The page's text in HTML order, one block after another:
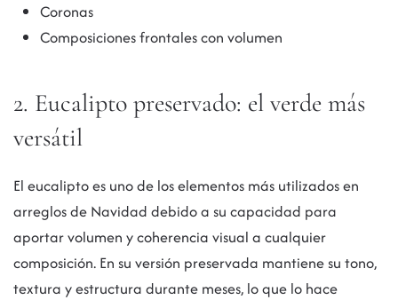
Coronas
Composiciones frontales con volumen
2. Eucalipto preservado: el verde más
versátil
El eucalipto es uno de los elementos más utilizados en
arreglos de Navidad debido a su capacidad para
aportar volumen y coherencia visual a cualquier
composición. En su versión preservada mantiene su tono,
textura y estructura durante meses, lo que lo hace